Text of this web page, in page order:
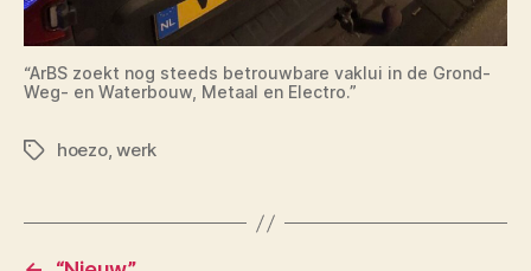
“ArBS zoekt nog steeds betrouwbare vaklui in de Grond-
Weg- en Waterbouw, Metaal en Electro.”
Tagshoezo,werk